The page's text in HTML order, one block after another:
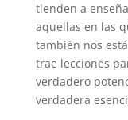
tienden a
aquellas en las
también nos
trae lecciones
verdadero
verdadera